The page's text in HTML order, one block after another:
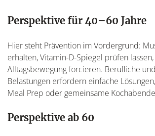
Perspektive für 40–60 Jahre
Hier steht Prävention im Vordergrund:
erhalten, Vitamin-D-Spiegel prüfen lassen,
Alltagsbewegung forcieren. Berufliche
Belastungen erfordern einfache
Meal Prep oder gemeinsame
Perspektive ab 60